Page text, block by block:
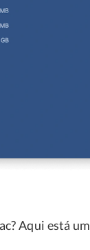
Aqui está um